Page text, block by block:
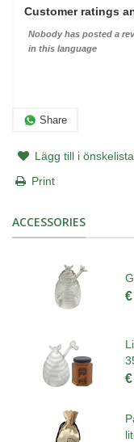
Customer ratings
Nobody has posted a
in this language
Share
Lägg till i
Print
ACCESSORIES